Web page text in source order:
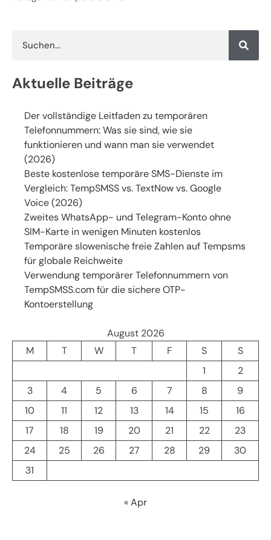
Aktuelle Beiträge
Der vollständige Leitfaden zu temporären
Telefonnummern: Was sie sind, wie sie
funktionieren und wann man sie verwendet
(2026)
Beste kostenlose temporäre SMS-Dienste im
Vergleich: TempSMSS vs. TextNow vs. Google
Voice (2026)
Zweites WhatsApp- und Telegram-Konto ohne
SIM-Karte in wenigen Minuten kostenlos
Temporäre slowenische freie Zahlen auf Tempsms
für globale Reichweite
Verwendung temporärer Telefonnummern von
TempSMSS.com für die sichere OTP-
Kontoerstellung
August 2026
M
T W T F S
S
1
2
3
4 5 6 7 8
9
10
11 12 13 14 15
16
17
18 19 20 21 22
23
24
25 26 27 28 29
30
31
« Apr